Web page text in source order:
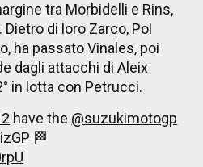
tra Morbidelli e Rins,
di loro Zarco, Pol
ha passato Vinales, poi
dagli attacchi di Aleix
in lotta con Petrucci.
have the @suzukimotogp
🏁